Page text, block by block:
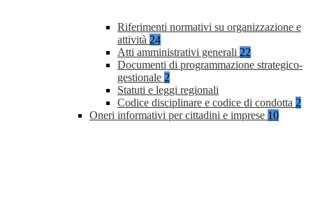
Riferimenti normativi su organizzazione e
attività 24
Atti amministrativi generali 22
Documenti di programmazione strategico-
gestionale 2
Statuti e leggi regionali
Codice disciplinare e codice di condotta 2
Oneri informativi per cittadini e imprese 10